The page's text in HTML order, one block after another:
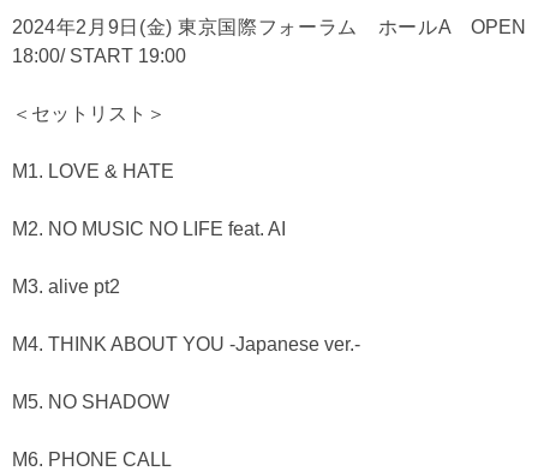
2024年2月9日(金) 東京国際フォーラム ホールA OPEN
18:00/ START 19:00
＜セットリスト＞
M1. LOVE & HATE
M2. NO MUSIC NO LIFE feat. AI
M3. alive pt2
M4. THINK ABOUT YOU -Japanese ver.-
M5. NO SHADOW
M6. PHONE CALL